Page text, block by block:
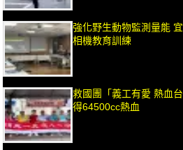
強化野生動物監測量能
相機教育訓練
救國團「義工有愛 熱血
得64500cc熱血